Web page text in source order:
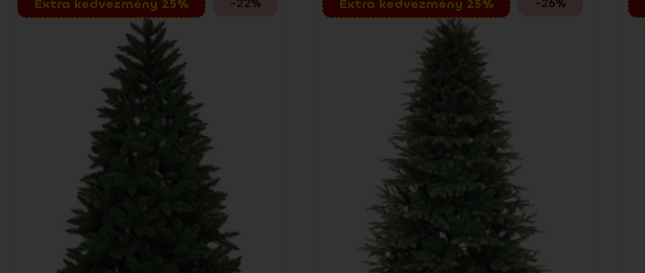
Extra kedvezmény 25% Extra kedvezmény 25%